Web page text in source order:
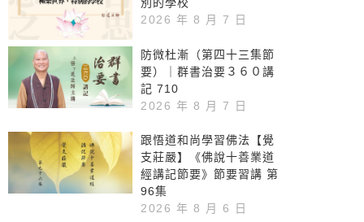
2026 年 8 月 7 日
防微杜漸（第四十三集節
要）｜群書治要３６０講
記 710
2026 年 8 月 7 日
跟悟道和尚學習佛法【覺
支莊嚴】《佛說十善業道
經講記節要》節要習講 第
96集
2026 年 8 月 6 日